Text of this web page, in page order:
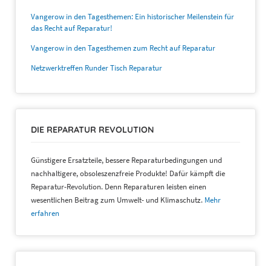
Vangerow in den Tagesthemen: Ein historischer Meilenstein für
das Recht auf Reparatur!
Vangerow in den Tagesthemen zum Recht auf Reparatur
Netzwerktreffen Runder Tisch Reparatur
DIE REPARATUR REVOLUTION
Günstigere Ersatzteile, bessere Reparaturbedingungen und
nachhaltigere, obsoleszenzfreie Produkte! Dafür kämpft die
Reparatur-Revolution. Denn Reparaturen leisten einen
wesentlichen Beitrag zum Umwelt- und Klimaschutz. Mehr
erfahren